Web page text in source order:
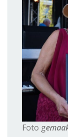
Foto g